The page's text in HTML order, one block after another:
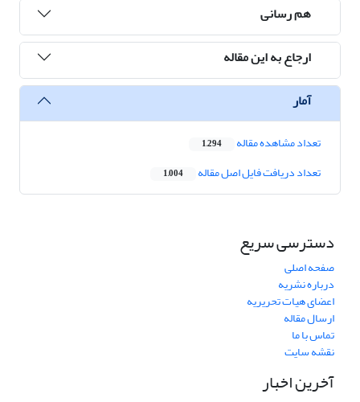
هم رسانی
ارجاع به این مقاله
آمار
تعداد مشاهده مقاله 1,294
تعداد دریافت فایل اصل مقاله 1,004
دسترسی سریع
صفحه اصلی
درباره نشریه
اعضای هیات تحریریه
ارسال مقاله
تماس با ما
نقشه سایت
آخرین اخبار